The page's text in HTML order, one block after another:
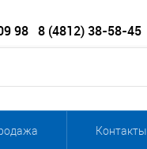
98 8 (4812) 38-58-45
Контакты